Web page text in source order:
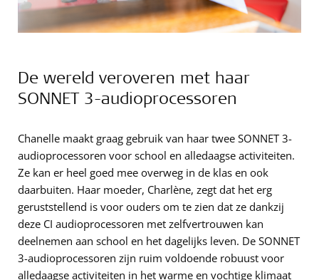
De wereld veroveren met haar
SONNET 3-audioprocessoren
Chanelle maakt graag gebruik van haar twee SONNET 3-
audioprocessoren voor school en alledaagse activiteiten.
Ze kan er heel goed mee overweg in de klas en ook
daarbuiten. Haar moeder, Charlène, zegt dat het erg
geruststellend is voor ouders om te zien dat ze dankzij
deze CI audioprocessoren met zelfvertrouwen kan
deelnemen aan school en het dagelijks leven. De SONNET
3-audioprocessoren zijn ruim voldoende robuust voor
alledaagse activiteiten in het warme en vochtige klimaat